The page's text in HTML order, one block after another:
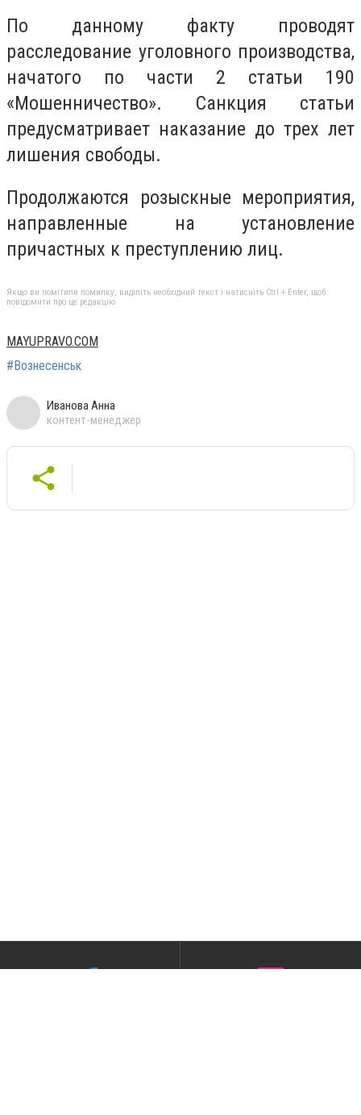
По данному факту проводят
расследование уголовного производства,
начатого по части 2 статьи 190
«Мошенничество». Санкция статьи
предусматривает наказание до трех лет
лишения свободы.
Продолжаются розыскные мероприятия,
направленные на установление
причастных к преступлению лиц.
Якщо ви помітили помилку, виділіть необхідний текст і натисніть Ctrl + Enter, щоб
повідомити про це редакцію
MAYUPRAVO.COM
#Вознесенськ
Иванова Анна
контент-менеджер